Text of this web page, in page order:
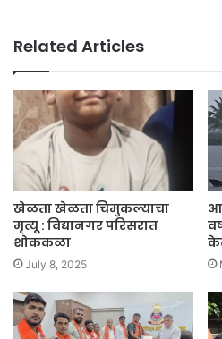
Related Articles
खेळता खेळता चिमुकल्याचा
मृत्यू : विद्यानगर परिसरात
शोककळा
July 8, 2025